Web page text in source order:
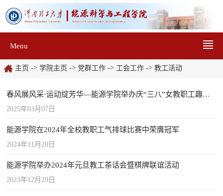
Menu
主页 -> 学院主页 -> 党群工作 -> 工会工作 -> 教工活动
春风展风采·运动绽芳华—能源学院举办庆“三八”女教职工趣味运动会
2025年03月07日
能源学院在2024年全校教职工气排球比赛中荣膺冠军
2024年11月20日
能源学院举办2024年元旦教工茶话会暨棋牌联谊活动
2023年12月29日